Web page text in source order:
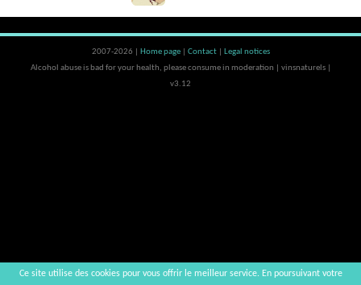
2007-2026 | Home page Contact
Legal notices
Alcohol abuse is bad for your health, please consume in moderation | vinsnaturels |
v3.12
Ce site utilise des cookies pour vous offrir le meilleur service. En poursuivant votre